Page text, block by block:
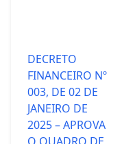
DECRETO
FINANCEIRO Nº
003, DE 02 DE
JANEIRO DE
2025 – APROVA